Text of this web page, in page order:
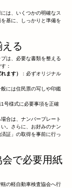
は、いくつかの明確なス
基に、しっかりと準備を
る
は、必要な書類を整える
：
ます）
：必ずオリジナル
般には住民票の写しや印鑑
1号様式に必要事項を正確
合は、ナンバープレート
。さらに、お好みのナン
証」の取得を事前に行っ
で必要用紙
の軽自動車検査協会へ行